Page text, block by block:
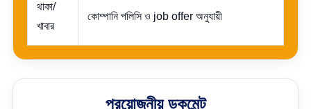
থাকা/
খাবার
কোম্পানি পলিসি ও job offer অনুযায়ী
প্রয়োজনীয় ডকুমেন্ট